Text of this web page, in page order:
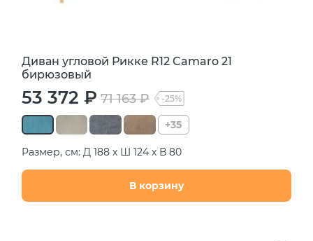
Диван угловой Рикке R12 Camaro 21
бирюзовый
53 372 ₽ 71 163 ₽ -25%
+35
Размер, см: Д 188 х Ш 124 х В 80
В корзину